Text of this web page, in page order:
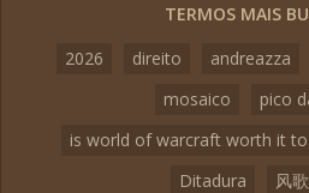
TERMOS MAIS
2026
direito andreazza
mosaico
pico
is world of warcraft worth it
Ditadura
风